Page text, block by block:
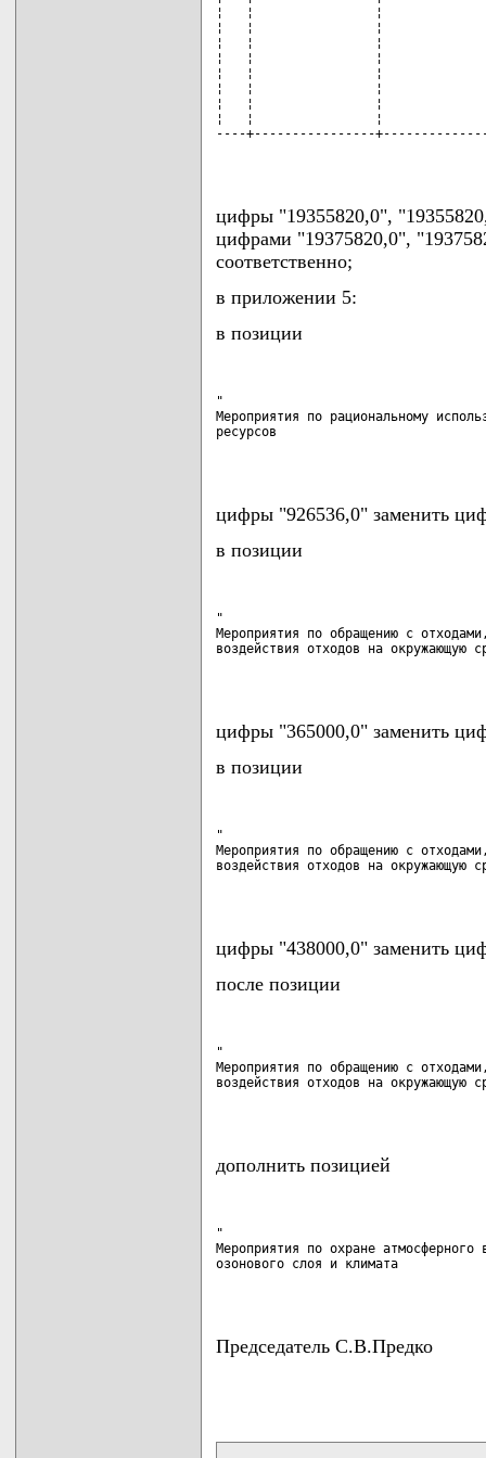
¦   ¦                ¦
¦   ¦                ¦
¦   ¦                ¦
¦   ¦                ¦
¦   ¦                ¦
¦   ¦                ¦
¦   ¦                ¦
¦   ¦                ¦
----+----------------
цифры "19355820,0",
цифрами "19375820,0",
соответственно;
в приложении 5:
в позиции
"
Мероприятия по рациональному
ресурсов
цифры "926536,0" заменить
в позиции
"
Мероприятия по обращению с
воздействия отходов на
цифры "365000,0" заменить
в позиции
"
Мероприятия по обращению с
воздействия отходов на
цифры "438000,0" заменить
после позиции
"
Мероприятия по обращению с
воздействия отходов на
дополнить позицией
"
Мероприятия по охране атмосферного
озонового слоя и климата
Председатель С.В.Предко